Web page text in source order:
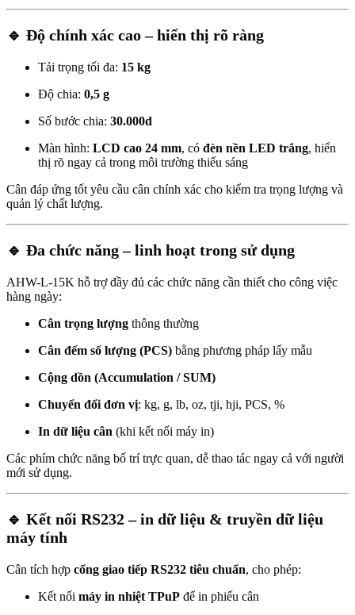
🔹 Độ chính xác cao – hiển thị rõ ràng
Tải trọng tối đa: 15 kg
Độ chia: 0,5 g
Số bước chia: 30.000d
Màn hình: LCD cao 24 mm, có đèn nền LED trắng, hiển
thị rõ ngay cả trong môi trường thiếu sáng
Cân đáp ứng tốt yêu cầu cân chính xác cho kiểm tra trọng lượng và
quản lý chất lượng.
🔹 Đa chức năng – linh hoạt trong sử dụng
AHW-L-15K hỗ trợ đầy đủ các chức năng cần thiết cho công việc
hàng ngày:
Cân trọng lượng thông thường
Cân đếm số lượng (PCS) bằng phương pháp lấy mẫu
Cộng dồn (Accumulation / SUM)
Chuyển đổi đơn vị: kg, g, lb, oz, tji, hji, PCS, %
In dữ liệu cân (khi kết nối máy in)
Các phím chức năng bố trí trực quan, dễ thao tác ngay cả với người
mới sử dụng.
🔹 Kết nối RS232 – in dữ liệu & truyền dữ liệu
máy tính
Cân tích hợp cổng giao tiếp RS232 tiêu chuẩn, cho phép:
Kết nối máy in nhiệt TPuP để in phiếu cân